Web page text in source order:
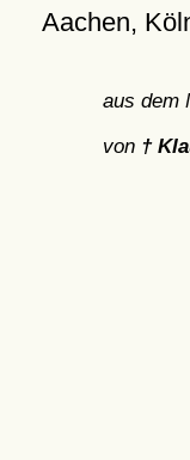
Aachen,
aus dem
von †